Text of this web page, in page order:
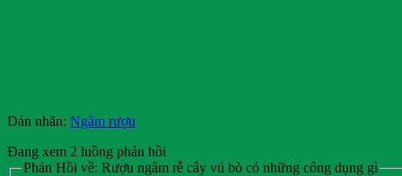
Dán nhãn: Ngâm rượu
Đang xem 2 luồng phản hồi
Phản Hồi về: Rượu ngâm rễ cây vú bò có những công dụng gì